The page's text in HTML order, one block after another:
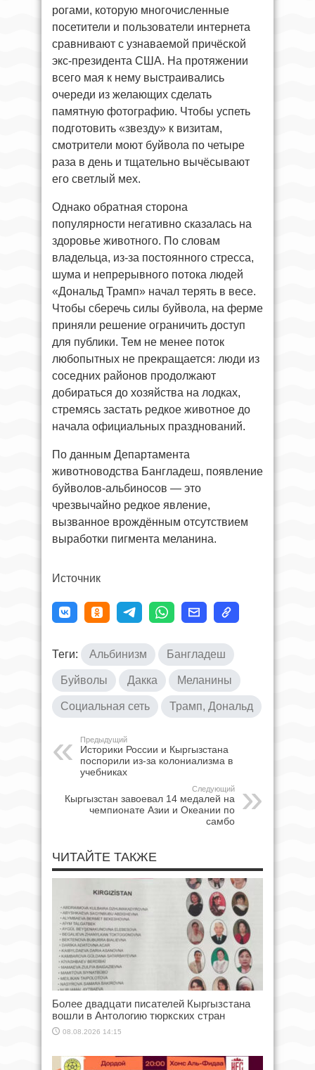
рогами, которую многочисленные
посетители и пользователи интернета
сравнивают с узнаваемой причёской
экс-президента США. На протяжении
всего мая к нему выстраивались
очереди из желающих сделать
памятную фотографию. Чтобы успеть
подготовить «звезду» к визитам,
смотрители моют буйвола по четыре
раза в день и тщательно вычёсывают
его светлый мех.
Однако обратная сторона
популярности негативно сказалась на
здоровье животного. По словам
владельца, из-за постоянного стресса,
шума и непрерывного потока людей
«Дональд Трамп» начал терять в весе.
Чтобы сберечь силы буйвола, на ферме
приняли решение ограничить доступ
для публики. Тем не менее поток
любопытных не прекращается: люди из
соседних районов продолжают
добираться до хозяйства на лодках,
стремясь застать редкое животное до
начала официальных празднований.
По данным Департамента
животноводства Бангладеш, появление
буйволов-альбиносов — это
чрезвычайно редкое явление,
вызванное врождённым отсутствием
выработки пигмента меланина.
Источник
Теги: Альбинизм Бангладеш
Буйволы Дакка Меланины
Социальная сеть Трамп, Дональд
Предыдущий
Историки России и Кыргызстана
поспорили из-за колониализма в
учебниках
Следующий
Кыргызстан завоевал 14 медалей на
чемпионате Азии и Океании по
самбо
ЧИТАЙТЕ ТАКЖЕ
Более двадцати писателей Кыргызстана
вошли в Антологию тюркских стран
08.08.2026 14:15